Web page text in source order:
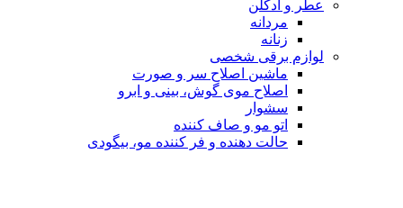
عطر و ادکلن
مردانه
زنانه
لوازم برقی شخصی
ماشین اصلاح سر و صورت
اصلاح موی گوش، بینی و ابرو
سشوار
اتو مو و صاف کننده
حالت دهنده و فر کننده مو، بیگودی